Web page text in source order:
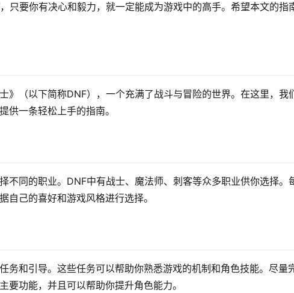
只要你有决心和毅力，就一定能成为游戏中的高手。希望本文的指
》（以下简称DNF），一个充满了战斗与冒险的世界。在这里，我
供一条轻松上手的指南。
不同的职业。DNF中有战士、魔法师、刺客等众多职业供你选择。
自己的喜好和游戏风格进行选择。
务和引导。这些任务可以帮助你熟悉游戏的机制和角色技能。尽量
要功能，并且可以帮助你提升角色能力。